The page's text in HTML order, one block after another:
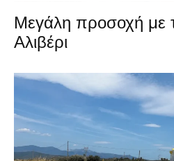
Μεγάλη προσοχή με
Αλιβέρι